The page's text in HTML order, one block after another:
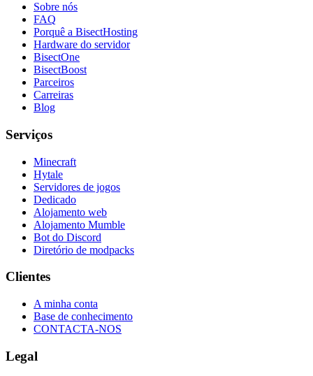
Sobre nós
FAQ
Porquê a BisectHosting
Hardware do servidor
BisectOne
BisectBoost
Parceiros
Carreiras
Blog
Serviços
Minecraft
Hytale
Servidores de jogos
Dedicado
Alojamento web
Alojamento Mumble
Bot do Discord
Diretório de modpacks
Clientes
A minha conta
Base de conhecimento
CONTACTA-NOS
Legal